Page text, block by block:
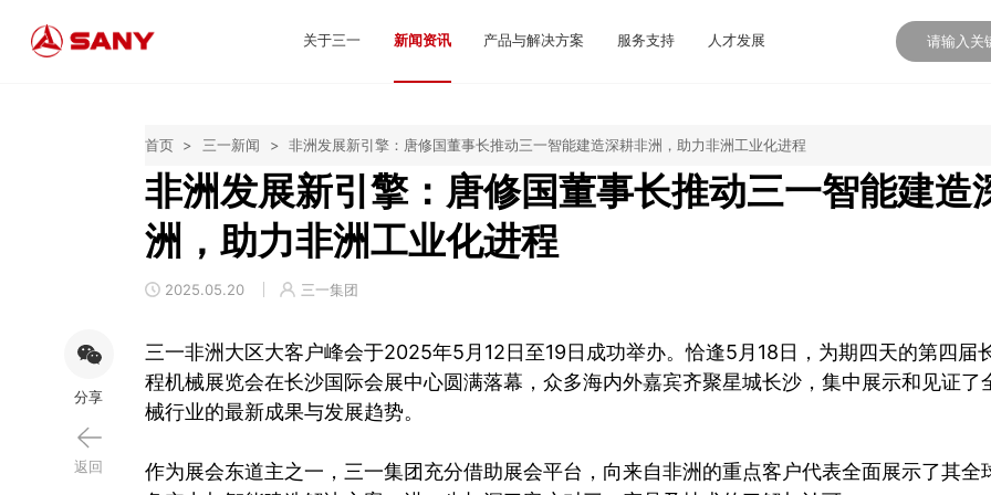
关于三一 新闻资讯 产品与解决方案 服务支持 人才发展
首页 > 三一新闻 > 非洲发展新引擎：唐修国董事长推动三一智能建造深耕非洲，助力非洲工业化进程
非洲发展新引擎：唐修国董事长推动三一智能建造
洲，助力非洲工业化进程
2025.05.20 三一集团
三一非洲大区大客户峰会于2025年5月12日至19日成功举办。恰逢5月18日，为期四天的第四届
程机械展览会在长沙国际会展中心圆满落幕，众多海内外嘉宾齐聚星城长沙，集中展示和见证了
械行业的最新成果与发展趋势。
作为展会东道主之一，三一集团充分借助展会平台，向来自非洲的重点客户代表全面展示了其全
分享
返回